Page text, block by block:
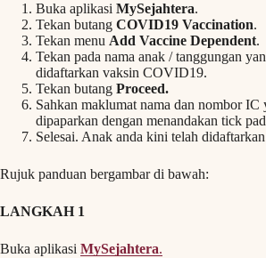
Buka aplikasi MySejahtera.
Tekan butang COVID19 Vaccination.
Tekan menu Add Vaccine Dependent.
Tekan pada nama anak / tanggungan
didaftarkan vaksin COVID19.
Tekan butang Proceed.
Sahkan maklumat nama dan nombor IC
dipaparkan dengan menandakan tick
Selesai. Anak anda kini telah
Rujuk panduan bergambar di bawah:
LANGKAH 1
Buka aplikasi MySejahtera.